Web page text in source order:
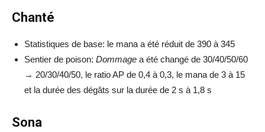
Chanté
Statistiques de base: le mana a été réduit de 390 à 345
Sentier de poison: Dommage a été changé de 30/40/50/60
→ 20/30/40/50, le ratio AP de 0,4 à 0,3, le mana de 3 à 15
et la durée des dégâts sur la durée de 2 s à 1,8 s
Sona